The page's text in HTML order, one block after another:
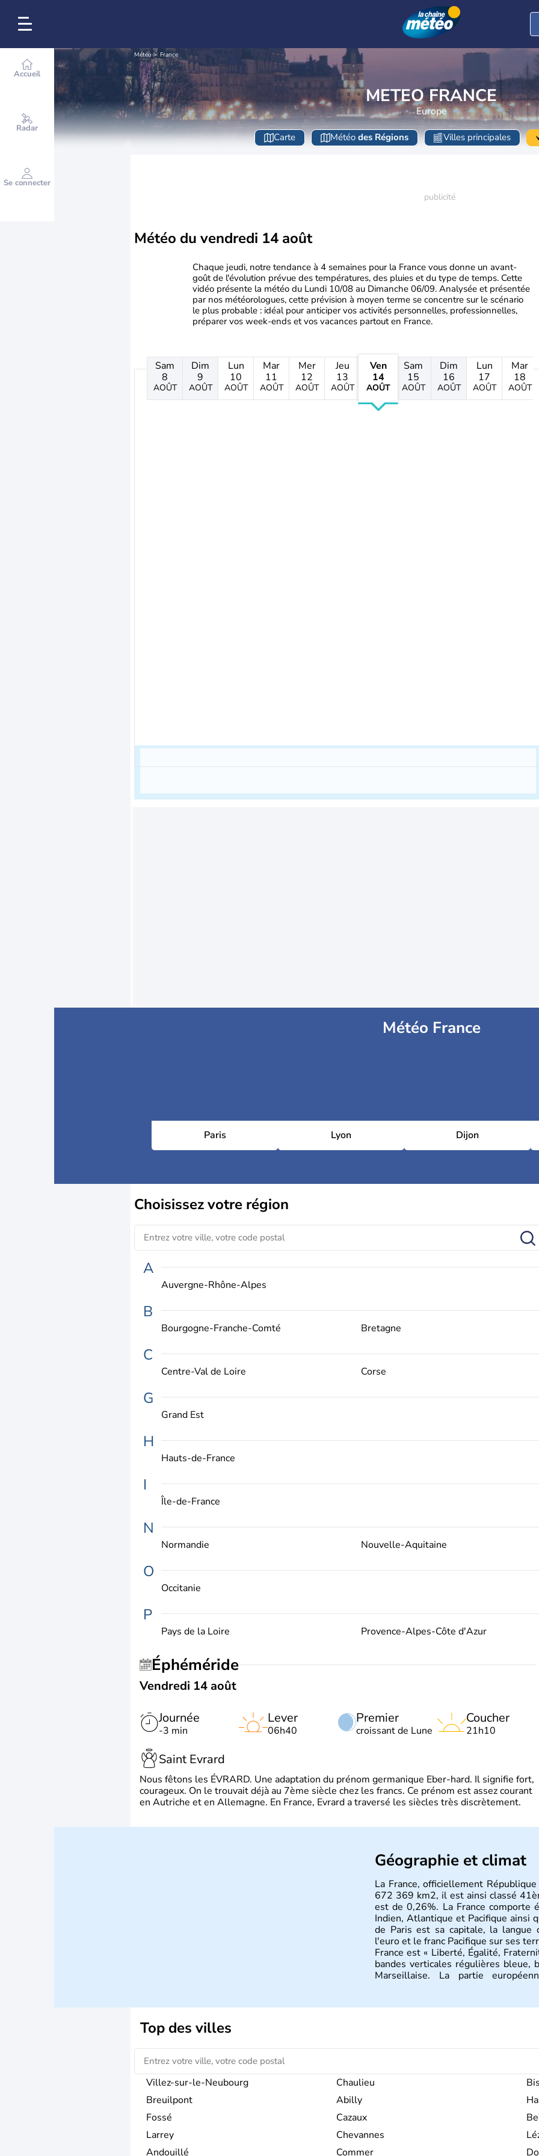
Accueil
Radar
Se connecter
Météo France
METEO FRANCE
Europe
Carte Météo des Régions Villes principales
Météo du vendredi 14 août
Chaque jeudi, notre tendance à 4 semaines pour la France vous donne un avant-
goût de l'évolution prévue des températures, des pluies et du type de temps. Cette
vidéo présente la météo du Lundi 10/08 au Dimanche 06/09. Analysée et présentée
par nos météorologues, cette prévision à moyen terme se concentre sur le scénario
le plus probable : idéal pour anticiper vos activités personnelles, professionnelles,
préparer vos week-ends et vos vacances partout en France.
Sam
8
AOÛT
Dim
9
AOÛT
Lun
10
AOÛT
Mar
11
AOÛT
Mer
12
AOÛT
Jeu
13
AOÛT
Ven
14
AOÛT
Sam
15
AOÛT
Dim
16
AOÛT
Lun
17
AOÛT
Mar
18
AOÛT
Météo France
Paris Lyon Dijon
Choisissezvotre région
A
Auvergne-Rhône-Alpes
B
Bourgogne-Franche-Comté Bretagne
C
Centre-Val de Loire Corse
G
Grand Est
H
Hauts-de-France
I
Île-de-France
N
Normandie Nouvelle-Aquitaine
O
Occitanie
P
Pays de la Loire Provence-Alpes-Côte d'Azur
Éphéméride
Vendredi 14 août
Journée
-3 min
Premier
croissant de Lune
Lever
06h40
Coucher
21h10
Saint Evrard
Nous fêtons les ÉVRARD. Une adaptation du prénom germanique Eber-hard. Il signifie fort,
courageux. On le trouvait déjà au 7ème siècle chez les francs. Ce prénom est assez courant
en Autriche et en Allemagne. En France, Evrard a traversé les siècles très discrètement.
Géographie et climat
La France, officiellement
672 369 km2, il est ainsi classé
est de 0,26%. La France comporte
Indien, Atlantique et Pacifique ainsi
de Paris est sa capitale, la langue
l'euro et le franc Pacifique sur ses
France est « Liberté, Égalité,
bandes verticales régulières bleue,
Marseillaise. La partie
Atlantique à l'ouest et la mer
les Pyrénées, les Alpes et le Jura,
RhinN , tandis que la frontière
naturel. La France métropolitaine
et des îles côtières. Elle est
51°5'47" N, ainsi que les
continentale s'étend sur environ 1
France est également composée
continent européen,
permettent d'être présente dans
Top des villes
Villez-sur-le-Neubourg Chaulieu
Breuilpont
Abilly
Fossé
Cazaux
Larrey
Chevannes
Andouillé
Commer